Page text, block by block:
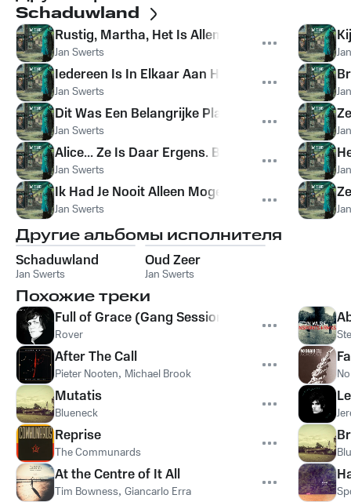
Schaduwland
Rustig, Martha, Het Is Allemaal Voorbij. Er Is
Jan Swerts
Iedereen Is In Elkaar Aan Het Storten, Sara.
Jan Swerts
Dit Was Een Belangrijke Plaats In Hun Leven,
Jan Swerts
Alice... Ze Is Daar Ergens. Buiten In Het Moeras.
Jan Swerts
Ik Had Je Nooit Alleen Mogen Laten, Becky.
Jan Swerts
Другие альбомы исполнителя
Schaduwland
Jan Swerts
Oud Zeer
Jan Swerts
Похожие треки
Full of Grace (Gang Sessions)
Rover
After The Call
Pieter Nooten, Michael Brook
Mutatis
Blueneck
Reprise
The Communards
At the Centre of It All
Tim Bowness, Giancarlo Erra